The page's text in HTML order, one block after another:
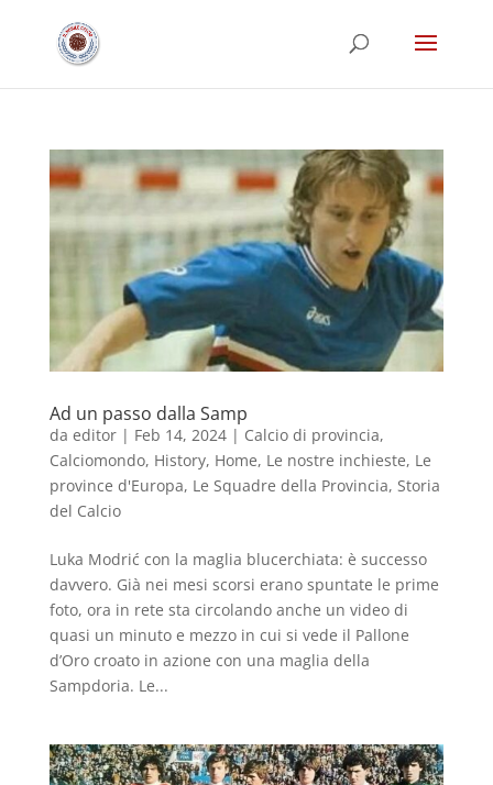
Ad un passo dalla Samp
da editor| Feb 14, 2024| Calcio di provincia,
Calciomondo, History, Home, Le nostre inchieste, Le
province d'Europa, Le Squadre della Provincia, Storia
del Calcio
Luka Modrić con la maglia blucerchiata: è successo
davvero. Già nei mesi scorsi erano spuntate le prime
foto, ora in rete sta circolando anche un video di
quasi un minuto e mezzo in cui si vede il Pallone
d’Oro croato in azione con una maglia della
Sampdoria. Le...